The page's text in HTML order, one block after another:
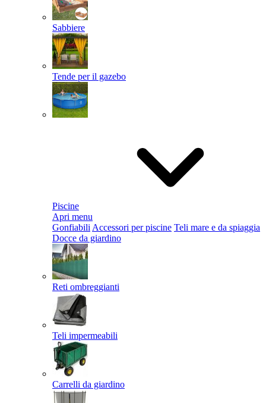
Sabbiere
Tende per il gazebo
Piscine
Apri menu
Gonfiabili Accessori per piscine Teli mare e da spiaggia
Docce da giardino
Reti ombreggianti
Teli impermeabili
Carrelli da giardino